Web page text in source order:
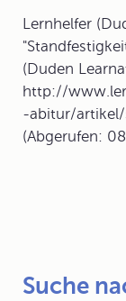
Lernhelfer
(Duden
http://
-abitur/
(Abgerufen:
Suche